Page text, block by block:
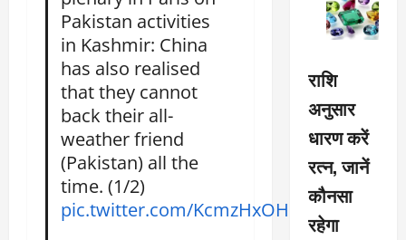
Pakistan activities
in Kashmir: China
has also realised
that they cannot
back their all-
weather friend
(Pakistan) all the
time. (1/2)
pic.twitter.com/KcmzHxOH10
राशि
अनुसार
धारण करें
रत्न, जानें
कौनसा
रहेगा